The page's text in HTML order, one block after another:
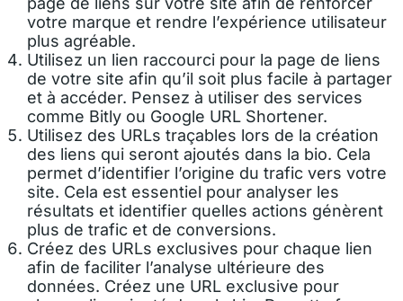
votre marque et rendre l’expérience utilisateur
plus agréable.
Utilisez un lien raccourci pour la page de liens
de votre site afin qu’il soit plus facile à partager
et à accéder. Pensez à utiliser des services
comme Bitly ou Google URL Shortener.
Utilisez des URLs traçables lors de la création
des liens qui seront ajoutés dans la bio. Cela
permet d’identifier l’origine du trafic vers votre
site. Cela est essentiel pour analyser les
résultats et identifier quelles actions génèrent
plus de trafic et de conversions.
Créez des URLs exclusives pour chaque lien
afin de faciliter l’analyse ultérieure des
données. Créez une URL exclusive pour